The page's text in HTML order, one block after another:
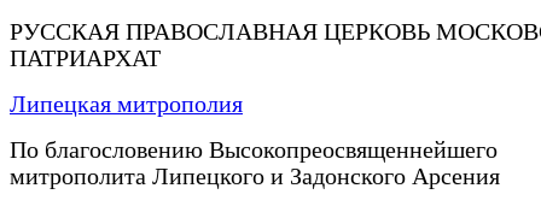
РУССКАЯ ПРАВОСЛАВНАЯ ЦЕРКОВЬ
ПАТРИАРХАТ
Липецкая митрополия
По благословению Высокопреосвященнейшего
митрополита Липецкого и Задонского Арсения